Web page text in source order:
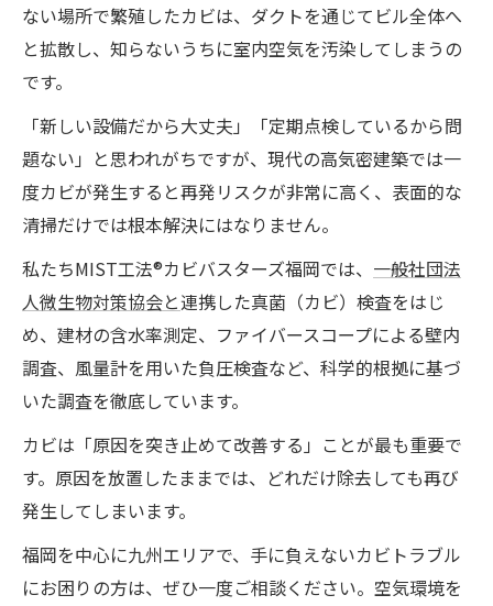
ない場所で繁殖したカビは、ダクトを通じてビル全体へ
と拡散し、知らないうちに室内空気を汚染してしまうの
です。
「新しい設備だから大丈夫」「定期点検しているから問
題ない」と思われがちですが、現代の高気密建築では一
度カビが発生すると再発リスクが非常に高く、表面的な
清掃だけでは根本解決にはなりません。
私たちMIST工法®カビバスターズ福岡では、 一般社団法
人微生物対策協会と連携した真菌（カビ）検査をはじ
め、建材の含水率測定、ファイバースコープによる壁内
調査、風量計を用いた負圧検査など、科学的根拠に基づ
いた調査を徹底しています。
カビは「原因を突き止めて改善する」ことが最も重要で
す。原因を放置したままでは、どれだけ除去しても再び
発生してしまいます。
福岡を中心に九州エリアで、手に負えないカビトラブル
にお困りの方は、ぜひ一度ご相談ください。空気環境を